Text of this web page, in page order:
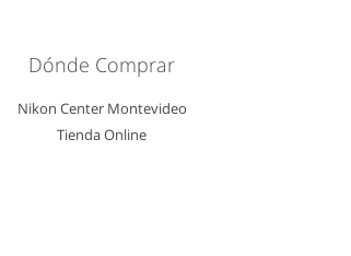
Dónde Comprar
Nikon Center Montevideo
Tienda Online